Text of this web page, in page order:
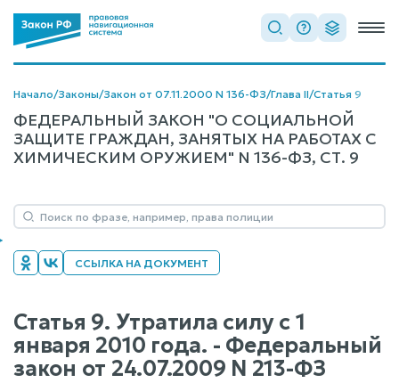
Начало/Законы/Закон от 07.11.2000 N 136-ФЗ/Глава II/Статья 9
ФЕДЕРАЛЬНЫЙ ЗАКОН "О СОЦИАЛЬНОЙ
ЗАЩИТЕ ГРАЖДАН, ЗАНЯТЫХ НА РАБОТАХ С
ХИМИЧЕСКИМ ОРУЖИЕМ" N 136-ФЗ, СТ. 9
ССЫЛКА НА ДОКУМЕНТ
Статья 9. Утратила силу с 1
января 2010 года. - Федеральный
закон от 24.07.2009 N 213-ФЗ